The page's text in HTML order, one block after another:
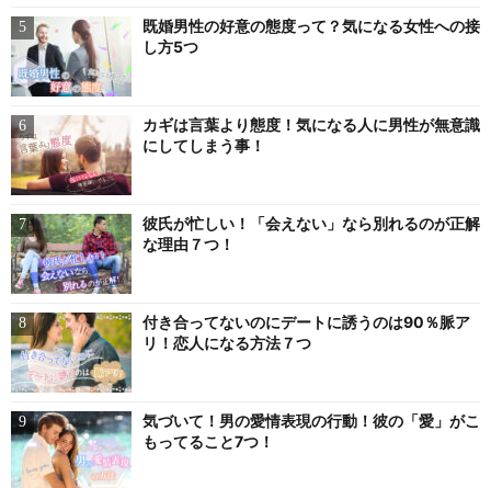
既婚男性の好意の態度って？気になる女性への接
し方5つ
カギは言葉より態度！気になる人に男性が無意識
にしてしまう事！
彼氏が忙しい！「会えない」なら別れるのが正解
な理由７つ！
付き合ってないのにデートに誘うのは90％脈ア
リ！恋人になる方法７つ
気づいて！男の愛情表現の行動！彼の「愛」がこ
もってること7つ！